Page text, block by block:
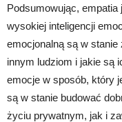
Podsumowując,
wysokiej inteligencji
emocjonalną są w
innym ludziom i jakie są
emocje w sposób, który
są w stanie budować
życiu prywatnym, jak i